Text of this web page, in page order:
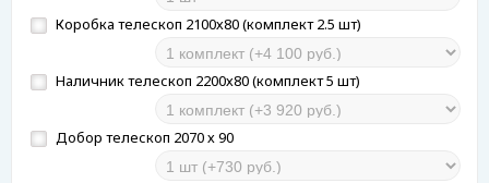
Коробка телескоп 2100х80 (комплект 2.5 шт)
Наличник телескоп 2200х80 (комплект 5 шт)
Добор телескоп 2070 х 90